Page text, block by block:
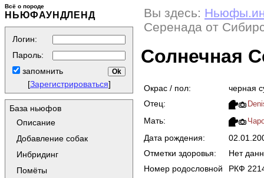
Всё о породе
НЬЮФАУНДЛЕНД
Логин:
Пароль:
запомнить
[Зарегистрироваться]
База ньюфов
Описание
Добавление собак
Инбридинг
Помёты
Вы здесь:
Серенада от
Солнечная
Окрас / пол:
черная
Отец:
Мать:
Дата рождения:
Отметки здоровья:
Нет
Номер родословной
РКФ